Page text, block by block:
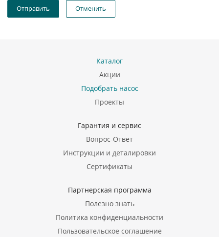
Отправить Отменить
Каталог
Акции
Подобрать насос
Проекты
Гарантия и сервис
Вопрос-Ответ
Инструкции и деталировки
Сертификаты
Партнерская программа
Полезно знать
Политика конфиденциальности
Пользовательское соглашение